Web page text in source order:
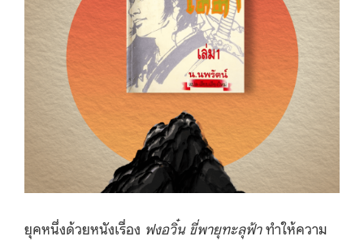
ยุคหนึ่งด้วยหนังเรื่อง ฟงอวิ๋น ขี่พายุทะลุฟ้าทำให้ความ